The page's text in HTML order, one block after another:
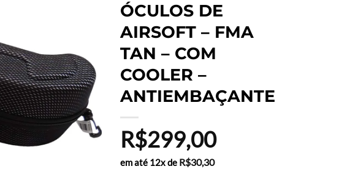
ÓCULOS DE
AIRSOFT – FMA
TAN – COM
COOLER –
ANTIEMBAÇANTE
R$299,00
em até 12x de R$30,30